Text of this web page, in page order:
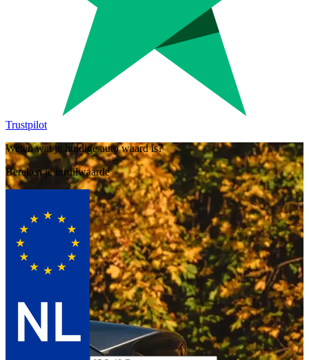
Trustpilot
Weten wat je huidige auto waard is?
Bereken je inruilwaarde